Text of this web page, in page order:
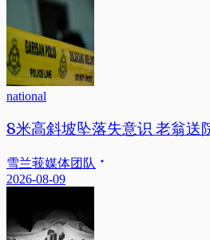
national
8米高斜坡坠落失意识 老翁送
雪兰莪媒体团队
2026-08-09